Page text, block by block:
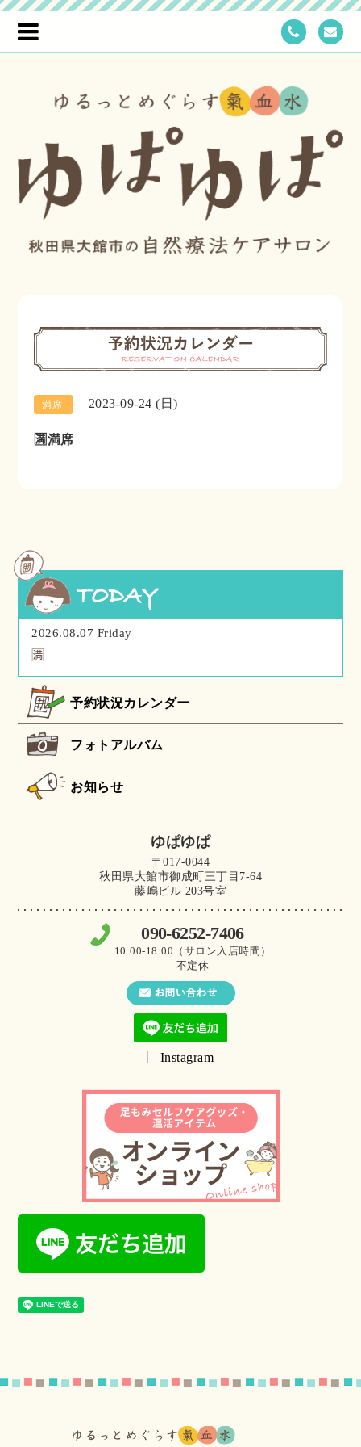
満席 2023-09-24 (日)
🈵満席
2026.08.07 Friday
🈵
予約状況カレンダー
フォトアルバム
お知らせ
ゆぱゆぱ
〒017-0044
秋田県大館市御成町三丁目7-64
藤嶋ビル 203号室
090-6252-7406
10:00-18:00（サロン入店時間）
不定休